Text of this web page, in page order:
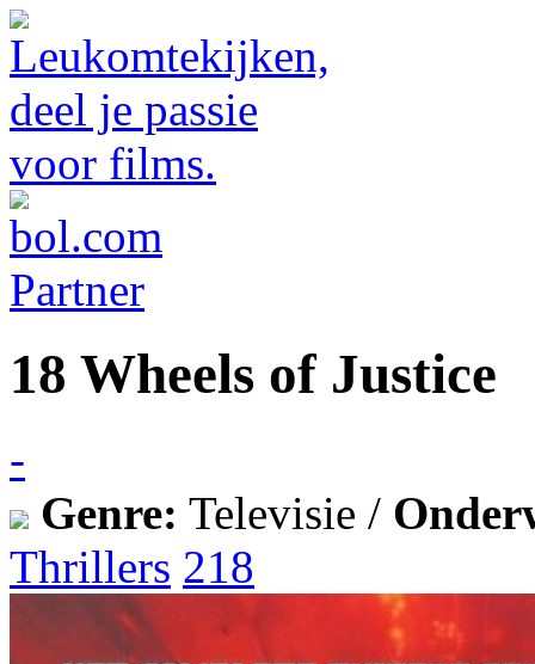
18 Wheels of Justice
-
Genre: Televisie /
Thrillers 218